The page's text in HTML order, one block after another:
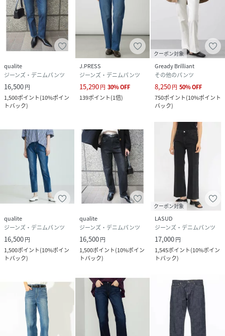
qualite
ジーンズ・デニムパンツ
16,500円
1,500ポイント(10%ポイン
トバック)
J.PRESS
ジーンズ・デニムパンツ
15,290円 30%OFF
139ポイント(1倍)
クーポン対象
Gready Brilliant
その他のパンツ
8,250円 50%OFF
750ポイント(10%ポイント
バック)
qualite
ジーンズ・デニムパンツ
16,500円
1,500ポイント(10%ポイン
トバック)
qualite
ジーンズ・デニムパンツ
16,500円
1,500ポイント(10%ポイン
トバック)
クーポン対象
LASUD
ジーンズ・デニムパンツ
17,000円
1,545ポイント(10%ポイン
トバック)